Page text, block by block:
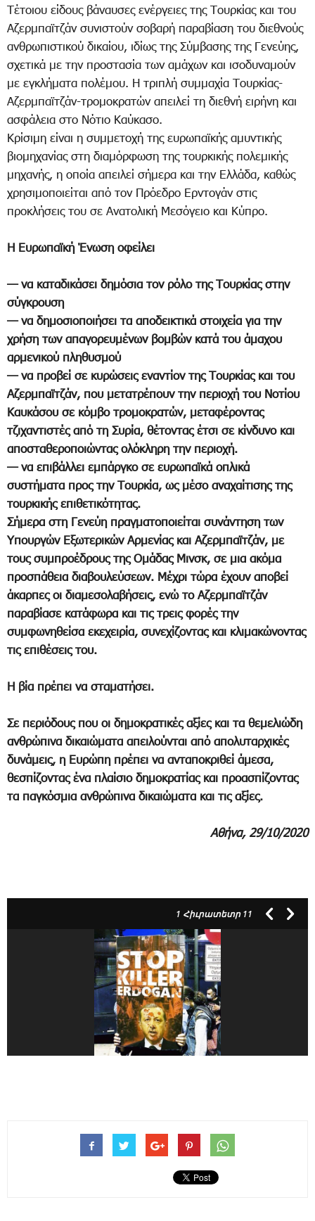
Τέτοιου είδους βάναυσες ενέργειες της Τουρκίας και του
Αζερμπαϊτζάν συνιστούν σοβαρή παραβίαση του διεθνούς
ανθρωπιστικού δικαίου, ιδίως της Σύμβασης της Γενεύης,
σχετικά με την προστασία των αμάχων και ισοδυναμούν
με εγκλήματα πολέμου. Η τριπλή συμμαχία Τουρκίας-
Αζερμπαϊτζάν-τρομοκρατών απειλεί τη διεθνή ειρήνη και
ασφάλεια στο Νότιο Καύκασο.
Κρίσιμη είναι η συμμετοχή της ευρωπαϊκής αμυντικής
βιομηχανίας στη διαμόρφωση της τουρκικής πολεμικής
μηχανής, η οποία απειλεί σήμερα και την Ελλάδα, καθώς
χρησιμοποιείται από τον Πρόεδρο Ερντογάν στις
προκλήσεις του σε Ανατολική Μεσόγειο και Κύπρο.
Η Ευρωπαϊκή Ένωση οφείλει
— να καταδικάσει δημόσια τον ρόλο της Τουρκίας στην
σύγκρουση
— να δημοσιοποιήσει τα αποδεικτικά στοιχεία για την
χρήση των απαγορευμένων βομβών κατά του άμαχου
αρμενικού πληθυσμού
— να προβεί σε κυρώσεις εναντίον της Τουρκίας και του
Αζερμπαϊτζάν, που μετατρέπουν την περιοχή του Νοτίου
Καυκάσου σε κόμβο τρομοκρατών, μεταφέροντας
τζιχαντιστές από τη Συρία, θέτοντας έτσι σε κίνδυνο και
αποσταθεροποιώντας ολόκληρη την περιοχή.
— να επιβάλλει εμπάργκο σε ευρωπαϊκά οπλικά
συστήματα προς την Τουρκία, ως μέσο αναχαίτισης της
τουρκικής επιθετικότητας.
Σήμερα στη Γενεύη πραγματοποιείται συνάντηση των
Υπουργών Εξωτερικών Αρμενίας και Αζερμπαϊτζάν, με
τους συμπροέδρους της Ομάδας Μινσκ, σε μια ακόμα
προσπάθεια διαβουλεύσεων. Μέχρι τώρα έχουν αποβεί
άκαρπες οι διαμεσολαβήσεις, ενώ το Αζερμπαϊτζάν
παραβίασε κατάφωρα και τις τρεις φορές την
συμφωνηθείσα εκεχειρία, συνεχίζοντας και κλιμακώνοντας
τις επιθέσεις του.
Η βία πρέπει να σταματήσει.
Σε περιόδους που οι δημοκρατικές αξίες και τα θεμελιώδη
ανθρώπινα δικαιώματα απειλούνται από απολυταρχικές
δυνάμεις, η Ευρώπη πρέπει να ανταποκριθεί άμεσα,
θεσπίζοντας ένα πλαίσιο δημοκρατίας και προασπίζοντας
τα παγκόσμια ανθρώπινα δικαιώματα και τις αξίες.
Αθήνα, 29/10/2020
1 Հիւրատետր 11